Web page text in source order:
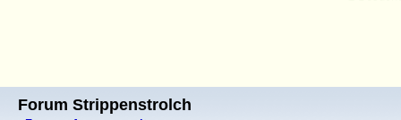
Forum Strippenstrolch